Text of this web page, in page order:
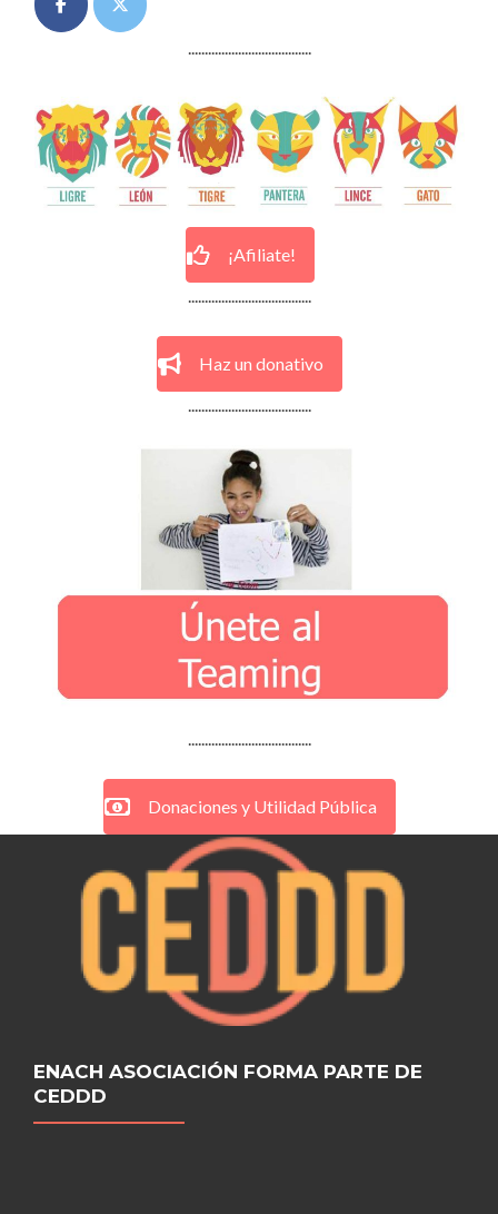
¡Afiliate!
.....................................
Haz un donativo
.....................................
.....................................
Donaciones y Utilidad Pública
ENACH ASOCIACIÓN FORMA PARTE DE
CEDDD